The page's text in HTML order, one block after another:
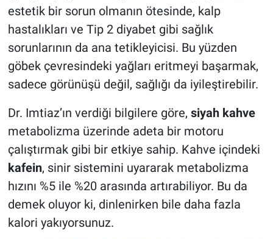
estetik bir sorun olmanın ötesinde, kalp
hastalıkları ve Tip 2 diyabet gibi sağlık
sorunlarının da ana tetikleyicisi. Bu yüzden
göbek çevresindeki yağları eritmeyi başarmak,
sadece görünüşü değil, sağlığı da iyileştirebilir.
Dr. Imtiaz’ın verdiği bilgilere göre, siyah kahve
metabolizma üzerinde adeta bir motoru
çalıştırmak gibi bir etkiye sahip. Kahve içindeki
kafein, sinir sistemini uyararak metabolizma
hızını %5 ile %20 arasında artırabiliyor. Bu da
demek oluyor ki, dinlenirken bile daha fazla
kalori yakıyorsunuz.